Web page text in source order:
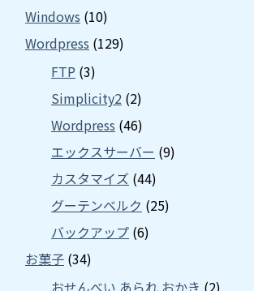
Windows (10)
Wordpress (129)
FTP (3)
Simplicity2 (2)
Wordpress (46)
エックスサーバー (9)
カスタマイズ (44)
グーテンベルク (25)
バックアップ (6)
お菓子 (34)
おせんべい あられ おかき (2)